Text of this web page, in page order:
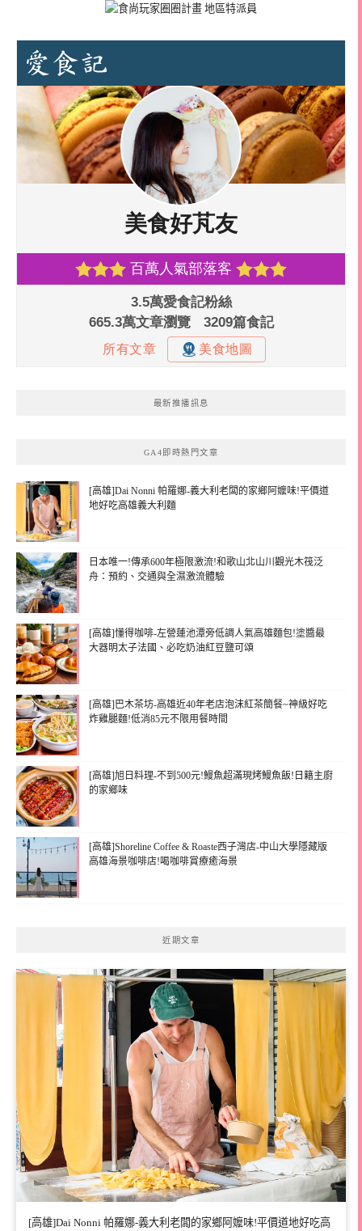
最新推播訊息
GA4即時熱門文章
[高雄]Dai Nonni 帕羅娜-義大利老闆的家鄉阿嬤味!平價道
地好吃高雄義大利麵
日本唯一!傳承600年極限激流!和歌山北山川觀光木筏泛
舟：預約、交通與全濕激流體驗
[高雄]懂得咖啡-左營蓮池潭旁低調人氣高雄麵包!塗醬最
大器明太子法國、必吃奶油紅豆鹽可頌
[高雄]巴木茶坊-高雄近40年老店泡沫紅茶簡餐~神級好吃
炸雞腿麵!低消85元不限用餐時間
[高雄]旭日料理-不到500元!鰻魚超滿現烤鰻魚飯!日籍主廚
的家鄉味
[高雄]Shoreline Coffee & Roaste西子灣店-中山大學隱藏版
高雄海景咖啡店!喝咖啡賞療癒海景
近期文章
[高雄]Dai Nonni 帕羅娜-義大利老闆的家鄉阿嬤味!平價道地好吃高